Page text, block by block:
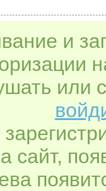
и
или
сайт,